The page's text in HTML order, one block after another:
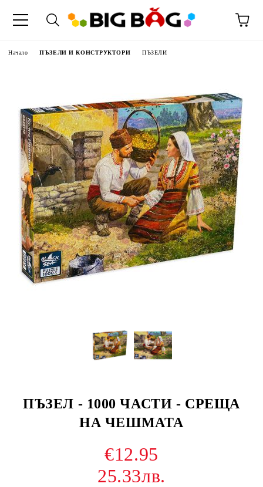
Начало ПЪЗЕЛИ И КОНСТРУКТОРИ ПЪЗЕЛИ
ПЪЗЕЛ - 1000 ЧАСТИ - СРЕЩА
НА ЧЕШМАТА
€12.95
25.33лв.